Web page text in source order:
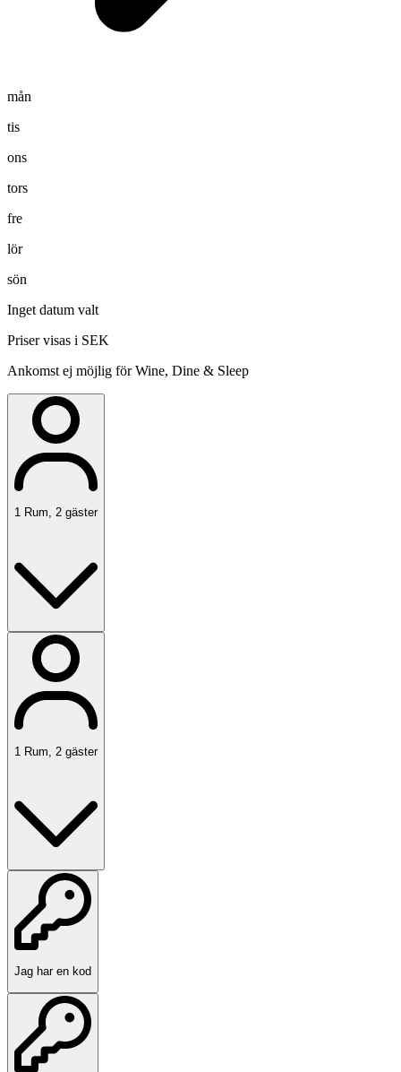
mån
tis
ons
tors
fre
lör
sön
Inget datum valt
Priser visas i SEK
Ankomst ej möjlig för Wine, Dine & Sleep
1 Rum, 2 gäster
1 Rum 2 gäster
Jag har en kod